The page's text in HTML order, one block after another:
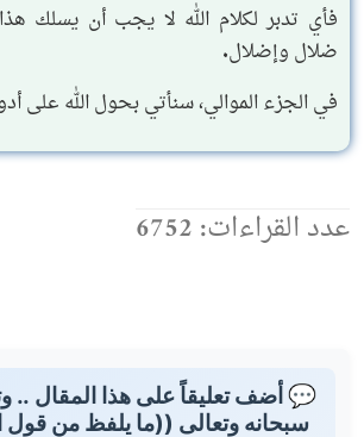
فأي تدبر لكلام الله لا يجب أن يسلك
ضلال وإضلال.
في الجزء الموالي، سنأتي بحول الله على
عدد القراءات: 6752
💬 أضف تعليقاً على هذا المقال ..
سبحانه وتعالى ((ما يلفظ من قول